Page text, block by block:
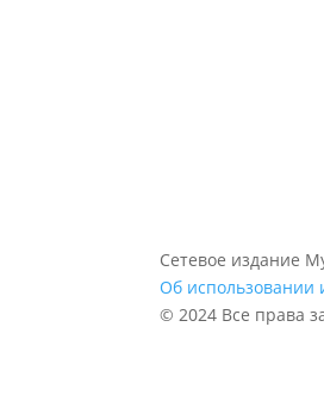
Сетевое издание
Об использовании
© 2024 Все права